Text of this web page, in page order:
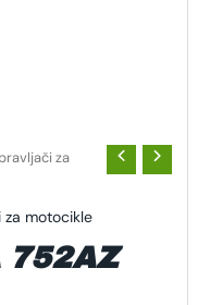
za
motocikle
752AZ